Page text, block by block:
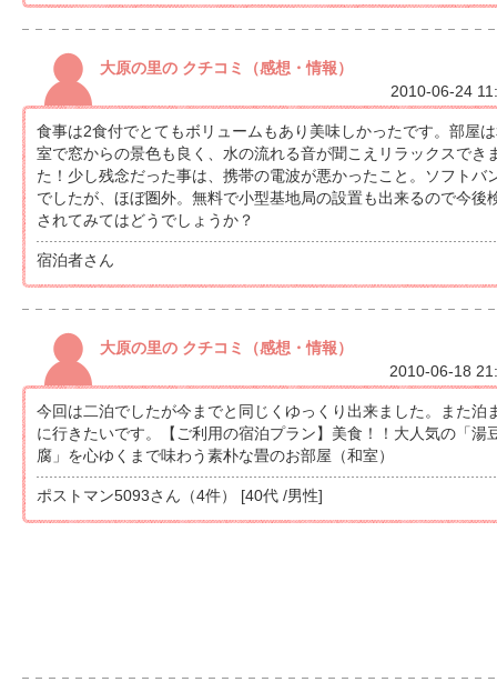
大原の里の クチコミ（感想・情報）
2010-06-24
食事は2食付でとてもボリュームもあり美味しかったです。部屋
室で窓からの景色も良く、水の流れる音が聞こえリラックスでき
た！少し残念だった事は、携帯の電波が悪かったこと。ソフトバ
でしたが、ほぼ圏外。無料で小型基地局の設置も出来るので今後
されてみてはどうでしょうか？
宿泊者さん
大原の里の クチコミ（感想・情報）
2010-06-18
今回は二泊でしたが今までと同じくゆっくり出来ました。また泊
に行きたいです。【ご利用の宿泊プラン】美食！！大人気の「湯
腐」を心ゆくまで味わう素朴な畳のお部屋（和室）
ポストマン5093さん（4件） [40代 /男性]